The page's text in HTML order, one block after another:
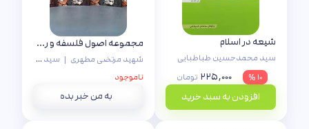
شیعه در اسلام
سید محمدحسین طباطبایی
۱۰ %
۲۲۵,۰۰۰ تومان
افزودن به سبد خرید
مجموعه اصول فلسفه و روش رئالیسم (۵ جلدی)
شهید مرتضی مطهری | سید محمدحسین طباطبایی
ناموجود
به من خبر بده